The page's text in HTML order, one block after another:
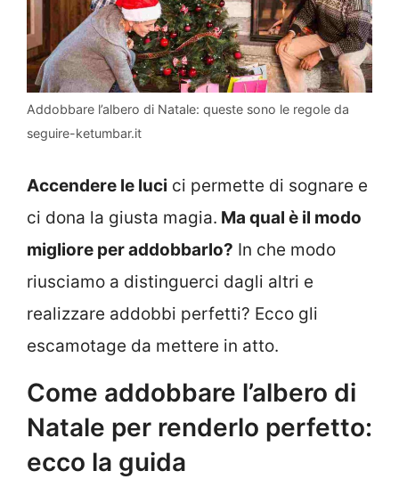
Addobbare l’albero di Natale: queste sono le regole da
seguire-ketumbar.it
Accendere le luci ci permette di sognare e
ci dona la giusta magia. Ma qual è il modo
migliore per addobbarlo? In che modo
riusciamo a distinguerci dagli altri e
realizzare addobbi perfetti? Ecco gli
escamotage da mettere in atto.
Come addobbare l’albero di
Natale per renderlo perfetto:
ecco la guida